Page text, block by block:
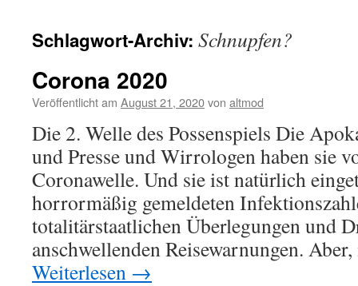
Schlagwort-Archiv: Schnupfen?
Corona 2020
Veröffentlicht am August 21, 2020von altmod
Die 2. Welle des Possenspiels Die
und Presse und Wirrologen haben sie
Coronawelle. Und sie ist natürlich
horrormäßig gemeldeten
totalitärstaatlichen Überlegungen und
anschwellenden Reisewarnungen.
Weiterlesen →